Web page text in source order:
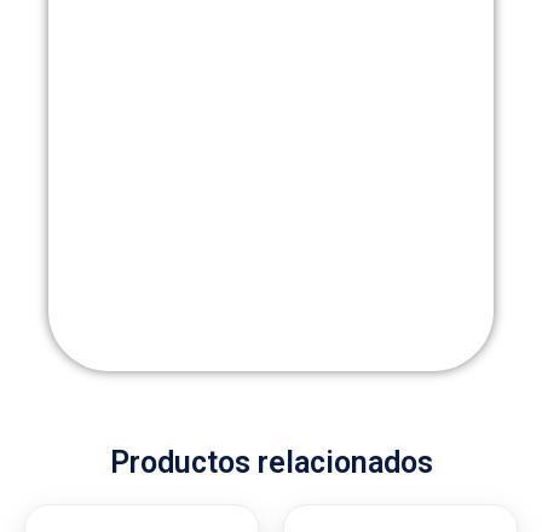
Productos relacionados